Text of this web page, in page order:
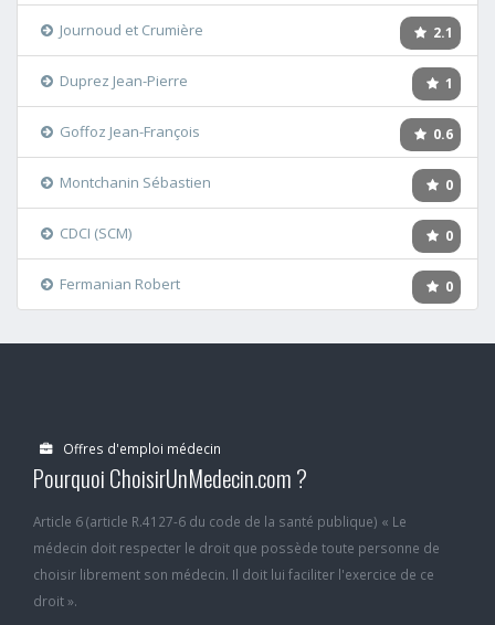
2.1
Journoud et Crumière
1
Duprez Jean-Pierre
0.6
Goffoz Jean-François
0
Montchanin Sébastien
0
CDCI (SCM)
0
Fermanian Robert
Offres d'emploi médecin
Pourquoi ChoisirUnMedecin.com ?
Article 6 (article R.4127-6 du code de la santé publique) « Le
médecin doit respecter le droit que possède toute personne de
choisir librement son médecin. Il doit lui faciliter l'exercice de ce
droit ».